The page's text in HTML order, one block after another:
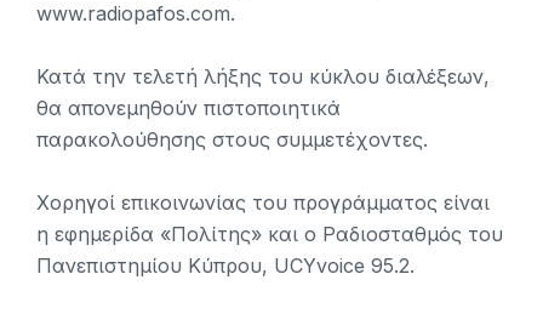
www.radiopafos.com.
Κατά την τελετή λήξης του κύκλου διαλέξεων,
θα απονεμηθούν πιστοποιητικά
παρακολούθησης στους συμμετέχοντες.
Χορηγοί επικοινωνίας του προγράμματος είναι
η εφημερίδα «Πολίτης» και ο Ραδιοσταθμός του
Πανεπιστημίου Κύπρου, UCYvoice 95.2.